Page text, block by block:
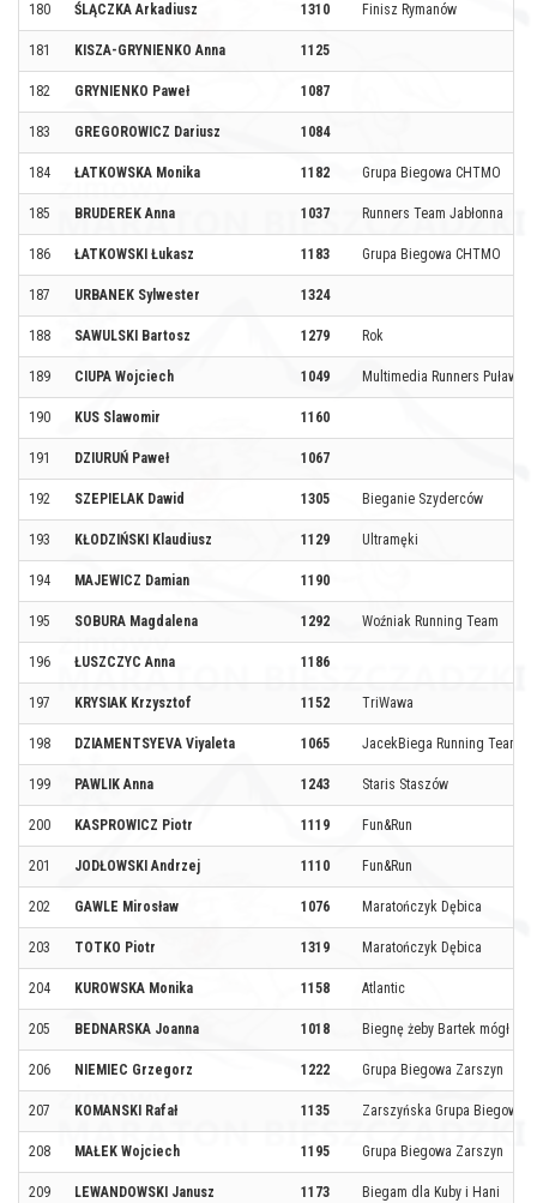
180 ŚLĄCZKA Arkadiusz 1310 Finisz Rymanów
181 KISZA-GRYNIENKO Anna 1125
182 GRYNIENKO Paweł 1087
183 GREGOROWICZ Dariusz 1084
184 ŁATKOWSKA Monika 1182 Grupa Biegowa CHTMO
185 BRUDEREK Anna 1037 Runners Team Jabłonna
186 ŁATKOWSKI Łukasz 1183 Grupa Biegowa CHTMO
187 URBANEK Sylwester 1324
188 SAWULSKI Bartosz 1279 Rok
189 CIUPA Wojciech 1049 Multimedia Runners Puławy
190 KUS Slawomir 1160
191 DZIURUŃ Paweł 1067
192 SZEPIELAK Dawid 1305 Bieganie Szyderców
193 KŁODZIŃSKI Klaudiusz 1129 Ultramęki
194 MAJEWICZ Damian 1190
195 SOBURA Magdalena 1292 Woźniak Running Team
196 ŁUSZCZYC Anna 1186
197 KRYSIAK Krzysztof 1152 TriWawa
198 DZIAMENTSYEVA Viyaleta 1065 JacekBiega Running Team
199 PAWLIK Anna 1243 Staris Staszów
200 KASPROWICZ Piotr 1119 Fun&Run
201 JODŁOWSKI Andrzej 1110 Fun&Run
202 GAWLE Mirosław 1076 Maratończyk Dębica
203 TOTKO Piotr 1319 Maratończyk Dębica
204 KUROWSKA Monika 1158 Atlantic
205 BEDNARSKA Joanna 1018 Biegnę żeby Bartek mógł
206 NIEMIEC Grzegorz 1222 Grupa Biegowa Zarszyn
207 KOMANSKI Rafał 1135 Zarszyńska Grupa Biegowa
208 MAŁEK Wojciech 1195 Grupa Biegowa Zarszyn
209 LEWANDOWSKI Janusz 1173 Biegam dla Kuby i Hani